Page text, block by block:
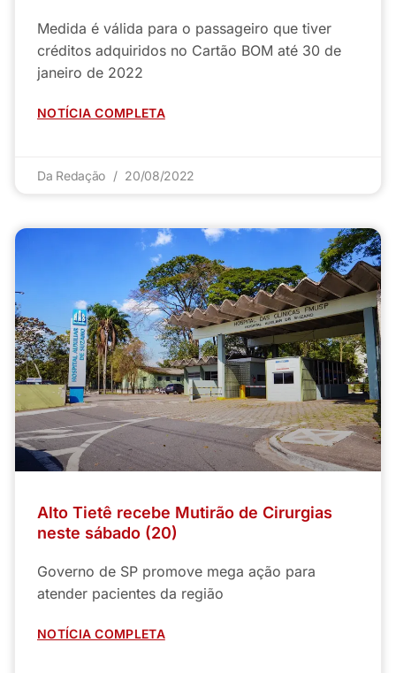
Medida é válida para o passageiro que tiver
créditos adquiridos no Cartão BOM até 30 de
janeiro de 2022
NOTÍCIA COMPLETA
Da Redação 20/08/2022
Alto Tietê recebe Mutirão de Cirurgias
neste sábado (20)
Governo de SP promove mega ação para
atender pacientes da região
NOTÍCIA COMPLETA